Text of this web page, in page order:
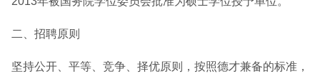
二、招聘原则
坚持公开、平等、竞争、择优原则，按照德才兼备的标准，